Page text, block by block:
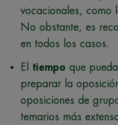
vocacionales, como
No obstante, es
en todos los casos.
El tiempo que
preparar la
oposiciones de
temarios más